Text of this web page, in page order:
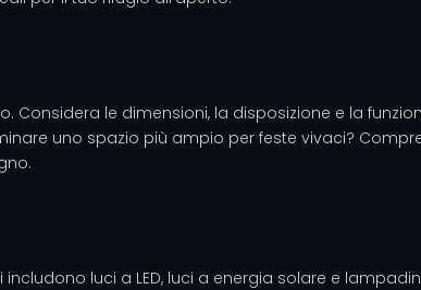
Considera le dimensioni, la disposizione e la
uno spazio più ampio per feste vivaci?
luci a LED, luci a energia solare e